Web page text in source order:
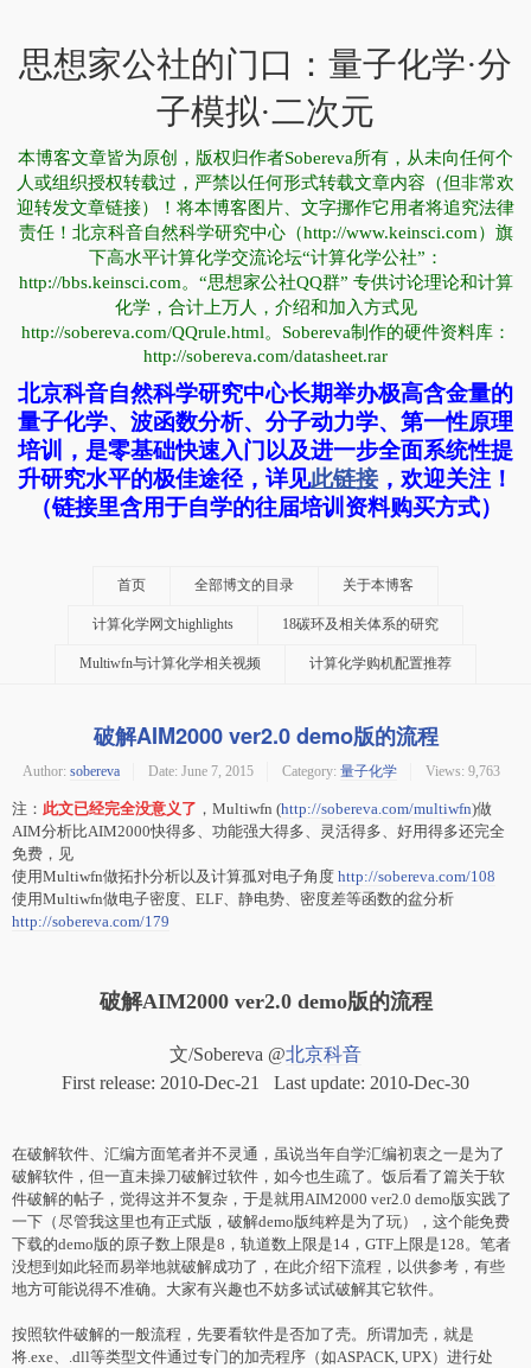
思想家公社的门口：量子化学·分
子模拟·二次元
本博客文章皆为原创，版权归作者Sobereva所有，从未向任何个
人或组织授权转载过，严禁以任何形式转载文章内容（但非常欢
迎转发文章链接）！将本博客图片、文字挪作它用者将追究法律
责任！北京科音自然科学研究中心（http://www.keinsci.com）旗
下高水平计算化学交流论坛“计算化学公社”：
http://bbs.keinsci.com。“思想家公社QQ群” 专供讨论理论和计算
化学，合计上万人，介绍和加入方式见
http://sobereva.com/QQrule.html。Sobereva制作的硬件资料库：
http://sobereva.com/datasheet.rar
北京科音自然科学研究中心长期举办极高含金量的
量子化学、波函数分析、分子动力学、第一性原理
培训，是零基础快速入门以及进一步全面系统性提
升研究水平的极佳途径，详见此链接，欢迎关注！
（链接里含用于自学的往届培训资料购买方式）
首页 全部博文的目录 关于本博客
计算化学网文highlights 18碳环及相关体系的研究
Multiwfn与计算化学相关视频 计算化学购机配置推荐
破解AIM2000 ver2.0 demo版的流程
Author: sobereva Date: June 7, 2015 Category: 量子化学 Views: 9,763
注： 此文已经完全没意义了 ，Multiwfn (http://sobereva.com/multiwfn)做
AIM分析比AIM2000快得多、功能强大得多、灵活得多、好用得多还完全
免费，见
使用Multiwfn做拓扑分析以及计算孤对电子角度 http://sobereva.com/108
使用Multiwfn做电子密度、ELF、静电势、密度差等函数的盆分析
http://sobereva.com/179
破解AIM2000 ver2.0 demo版的流程
文/Sobereva @北京科音
First release: 2010-Dec-21 Last update: 2010-Dec-30
在破解软件、汇编方面笔者并不灵通，虽说当年自学汇编初衷之一是为了
破解软件，但一直未操刀破解过软件，如今也生疏了。饭后看了篇关于软
件破解的帖子，觉得这并不复杂，于是就用AIM2000 ver2.0 demo版实践了
一下（尽管我这里也有正式版，破解demo版纯粹是为了玩），这个能免费
下载的demo版的原子数上限是8，轨道数上限是14，GTF上限是128。笔者
没想到如此轻而易举地就破解成功了，在此介绍下流程，以供参考，有些
地方可能说得不准确。大家有兴趣也不妨多试试破解其它软件。
按照软件破解的一般流程，先要看软件是否加了壳。所谓加壳，就是
将.exe、.dll等类型文件通过专门的加壳程序（如ASPACK, UPX）进行处